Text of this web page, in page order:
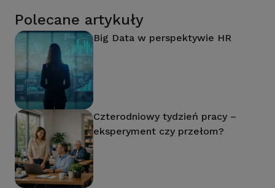
Polecane artykuły
Big Data w perspektywie HR
Czterodniowy tydzień pracy –
eksperyment czy przełom?